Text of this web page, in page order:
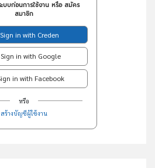
บบก่อนการใช้งาน หรือ สมัคร
สมาชิก
Sign in with Creden
Sign in with Google
in with Facebook
หรือ
สร้างบัญชีผู้ใช้งาน